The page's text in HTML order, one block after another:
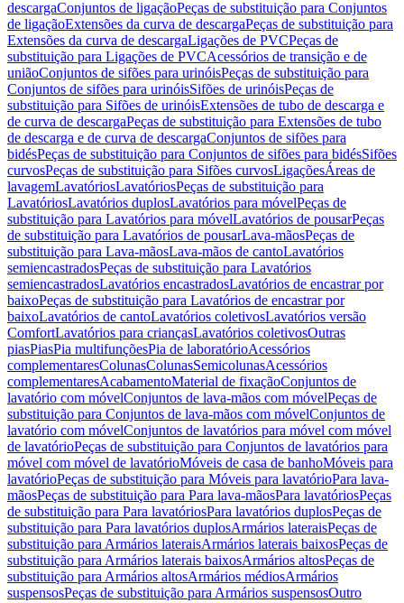
descargaConjuntos de ligaçãoPeças de substituição para Conjuntos
de ligaçãoExtensões da curva de descargaPeças de substituição para
Extensões da curva de descargaLigações de PVCPeças de
substituição para Ligações de PVCAcessórios de transição e de
uniãoConjuntos de sifões para urinóisPeças de substituição para
Conjuntos de sifões para urinóisSifões de urinóisPeças de
substituição para Sifões de urinóisExtensões de tubo de descarga e
de curva de descargaPeças de substituição para Extensões de tubo
de descarga e de curva de descargaConjuntos de sifões para
bidésPeças de substituição para Conjuntos de sifões para bidésSifões
curvosPeças de substituição para Sifões curvosLigaçõesÁreas de
lavagemLavatóriosLavatóriosPeças de substituição para
LavatóriosLavatórios duplosLavatórios para móvelPeças de
substituição para Lavatórios para móvelLavatórios de pousarPeças
de substituição para Lavatórios de pousarLava-mãosPeças de
substituição para Lava-mãosLava-mãos de cantoLavatórios
semiencastradosPeças de substituição para Lavatórios
semiencastradosLavatórios encastradosLavatórios de encastrar por
baixoPeças de substituição para Lavatórios de encastrar por
baixoLavatórios de cantoLavatórios coletivosLavatórios versão
ComfortLavatórios para criançasLavatórios coletivosOutras
piasPiasPia multifunçõesPia de laboratórioAcessórios
complementaresColunasColunasSemicolunasAcessórios
complementaresAcabamentoMaterial de fixaçãoConjuntos de
lavatório com móvelConjuntos de lava-mãos com móvelPeças de
substituição para Conjuntos de lava-mãos com móvelConjuntos de
lavatório com móvelConjuntos de lavatórios para móvel com móvel
de lavatórioPeças de substituição para Conjuntos de lavatórios para
móvel com móvel de lavatórioMóveis de casa de banhoMóveis para
lavatórioPeças de substituição para Móveis para lavatórioPara lava-
mãosPeças de substituição para Para lava-mãosPara lavatóriosPeças
de substituição para Para lavatóriosPara lavatórios duplosPeças de
substituição para Para lavatórios duplosArmários lateraisPeças de
substituição para Armários lateraisArmários laterais baixosPeças de
substituição para Armários laterais baixosArmários altosPeças de
substituição para Armários altosArmários médiosArmários
suspensosPeças de substituição para Armários suspensosOutro